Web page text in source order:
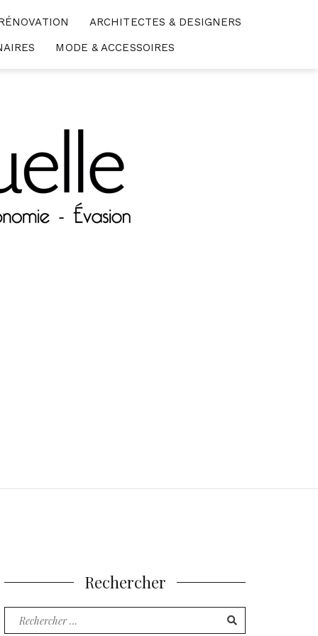
ARCHITECTES & DESIGNERS
MODE & ACCESSOIRES
Rechercher
Recherche
pour